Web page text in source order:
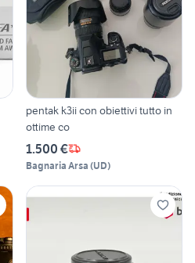
pentak k3ii con obiettivi tutto in
ottime co
1.500 €
Bagnaria Arsa (UD)